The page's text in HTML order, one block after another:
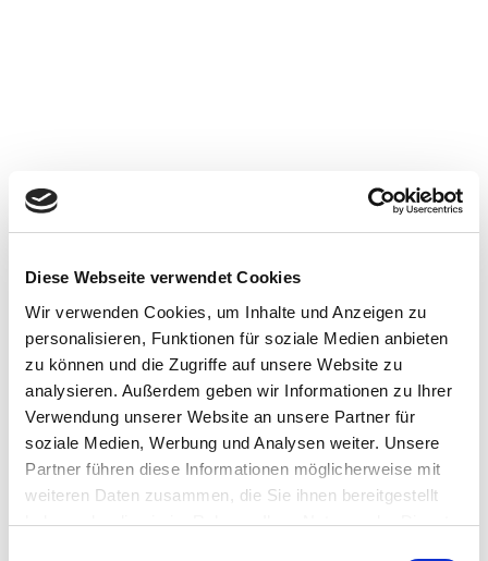
Diese Webseite verwendet Cookies
Wir verwenden Cookies, um Inhalte und Anzeigen zu
personalisieren, Funktionen für soziale Medien anbieten
zu können und die Zugriffe auf unsere Website zu
analysieren. Außerdem geben wir Informationen zu Ihrer
Verwendung unserer Website an unsere Partner für
soziale Medien, Werbung und Analysen weiter. Unsere
Partner führen diese Informationen möglicherweise mit
weiteren Daten zusammen, die Sie ihnen bereitgestellt
haben oder die sie im Rahmen Ihrer Nutzung der Dienste